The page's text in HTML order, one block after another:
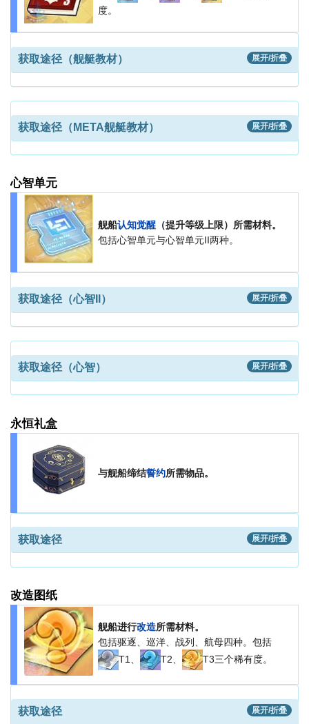
度。
获取途径（舰艇教材） 展开/折叠
获取途径（META舰艇教材） 展开/折叠
心智单元
舰船认知觉醒 （提升等级上限）所需材料。
包括心智单元与心智单元II两种。
获取途径（心智II） 展开/折叠
获取途径（心智） 展开/折叠
永恒礼盒
与舰船缔结誓约所需物品。
获取途径 展开/折叠
改造图纸
舰船进行改造所需材料。
包括驱逐、巡洋、战列、航母四种。包括
T1、
T2、 T3三个稀有度。
获取途径 展开/折叠